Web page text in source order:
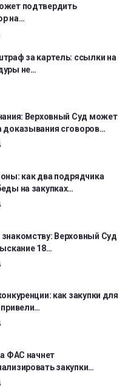
подтвердить
на…
за картель: ссылки на
не…
Верховный Суд может
доказывания сговоров…
как два подрядчика
на закупках…
Верховный Суд
18…
как закупки для
ФАС начнет
закупки…